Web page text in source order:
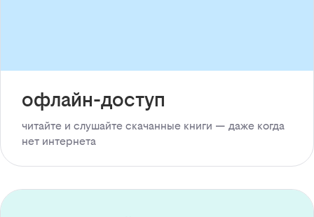
офлайн-доступ
читайте и слушайте скачанные книги — даже когда
нет интернета